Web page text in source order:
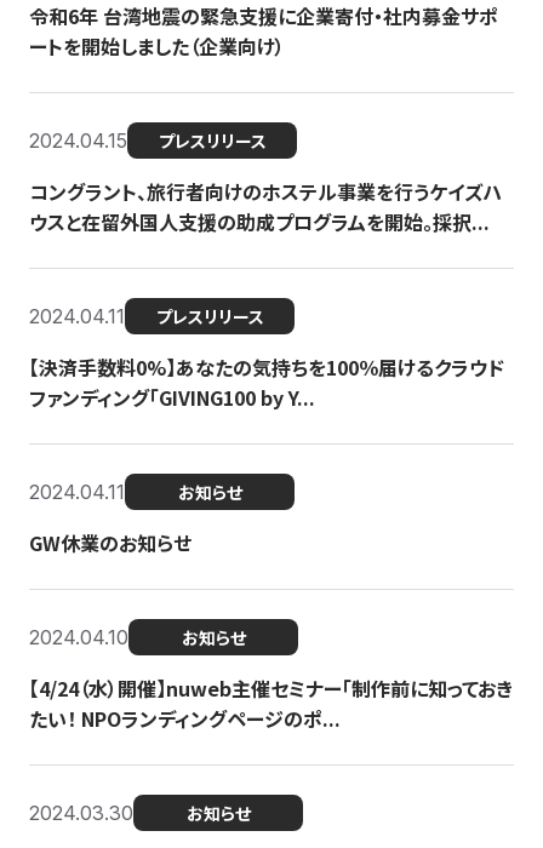
令和6年 台湾地震の緊急支援に企業寄付・社内募金サポ
ートを開始しました（企業向け）
2024.04.15 プレスリリース
コングラント、旅行者向けのホステル事業を行うケイズハ
ウスと在留外国人支援の助成プログラムを開始。採択...
2024.04.11 プレスリリース
【決済手数料0%】あなたの気持ちを100％届けるクラウド
ファンディング「GIVING100 by Y...
2024.04.11 お知らせ
GW休業のお知らせ
2024.04.10 お知らせ
【4/24（水）開催】nuweb主催セミナー「制作前に知っておき
たい！ NPOランディングページのポ...
2024.03.30 お知らせ